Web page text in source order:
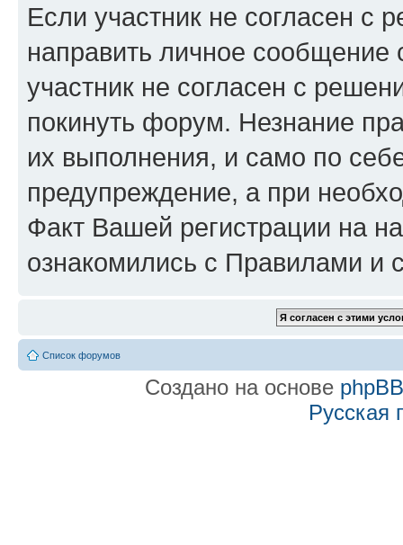
Если участник не согласен с
направить личное
участник не согласен с
покинуть форум. Незнание
их выполнения, и само по
предупреждение, а при
Факт Вашей регистрации на
ознакомились с Правилами и
Список форумов
Создано на основе phpBB
Русская